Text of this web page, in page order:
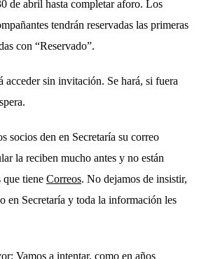
de abril hasta completar aforo. Los
tendrán reservadas las primeras
con “Reservado”.
acceder sin invitación. Se hará, si fuera
socios den en Secretaría su correo
la reciben mucho antes y no están
que tiene Correos. No dejamos de insistir,
en Secretaría y toda la información les
Vamos a intentar, como en años